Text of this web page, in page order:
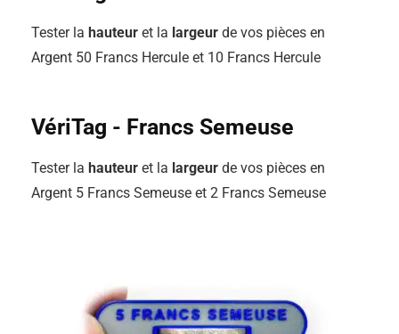
Tester la hauteur et la largeur de vos pièces en
Argent 50 Francs Hercule et 10 Francs Hercule
VériTag - Francs Semeuse
Tester la hauteur et la largeur de vos pièces en
Argent 5 Francs Semeuse et 2 Francs Semeuse